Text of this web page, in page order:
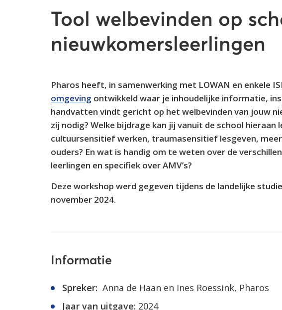
Tool welbevinden op
nieuwkomersleerlingen
Pharos heeft, in samenwerking met LOWAN en enkele
omgeving ontwikkeld waar je inhoudelijke informatie,
handvatten vindt gericht op het welbevinden van jouw
zij nodig? Welke bijdrage kan jij vanuit de school hieraan
cultuursensitief werken, traumasensitief lesgeven,
ouders? En wat is handig om te weten over de
leerlingen en specifiek over AMV’s?
Deze workshop werd gegeven tijdens de landelijke
november 2024.
Informatie
Spreker: Anna de Haan en Ines Roessink, Pharos
Jaar van uitgave: 2024